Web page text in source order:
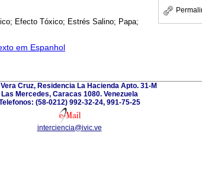
Efecto Tóxico; Estrés Salino; Papa;
em Espanhol
Cruz, Residencia La Hacienda Apto. 31-M
Las Mercedes, Caracas 1080. Venezuela
(58-0212) 992-32-24, 991-75-25
interciencia@ivic.ve